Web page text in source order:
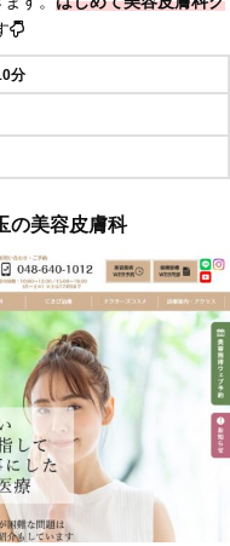
分
の美容皮膚科